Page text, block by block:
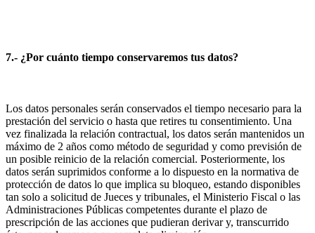
7.- ¿Por cuánto tiempo conservaremos tus datos?
Los datos personales serán conservados el tiempo necesario para la
prestación del servicio o hasta que retires tu consentimiento. Una
vez finalizada la relación contractual, los datos serán mantenidos un
máximo de 2 años como método de seguridad y como previsión de
un posible reinicio de la relación comercial. Posteriormente, los
datos serán suprimidos conforme a lo dispuesto en la normativa de
protección de datos lo que implica su bloqueo, estando disponibles
tan solo a solicitud de Jueces y tribunales, el Ministerio Fiscal o las
Administraciones Públicas competentes durante el plazo de
prescripción de las acciones que pudieran derivar y, transcurrido